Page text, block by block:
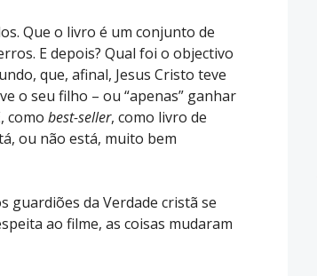
Que o livro é um conjunto de
E depois? Qual foi o objectivo
que, afinal, Jesus Cristo teve
o seu filho – ou “apenas” ganhar
como best-seller, como livro de
ou não está, muito bem
guardiões da Verdade cristã se
ao filme, as coisas mudaram